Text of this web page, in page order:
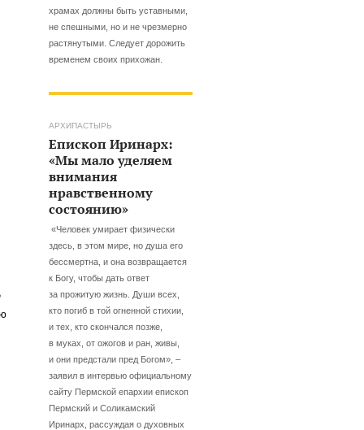
храмах должны быть уставными,
не спешными, но и не чрезмерно
растянутыми. Следует дорожить
временем своих прихожан.
АРХИПАСТЫРЬ
Епископ Иринарх:
«Мы мало уделяем
внимания
нравственному
состоянию»
«Человек умирает физически
здесь, в этом мире, но душа его
бессмертна, и она возвращается
к Богу, чтобы дать ответ
за прожитую жизнь. Души всех,
кто погиб в той огненной стихии,
и тех, кто скончался позже,
в муках, от ожогов и ран, живы,
и они предстали пред Богом», –
заявил в интервью официальному
сайту Пермской епархии епископ
Пермский и Соликамский
Иринарх, рассуждая о духовных